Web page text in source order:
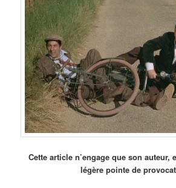
Cette article n’engage que son auteur,
légère pointe de